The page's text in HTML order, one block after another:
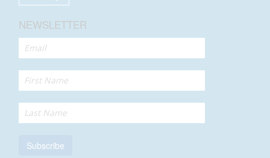
NEWSLETTER
Subscribe